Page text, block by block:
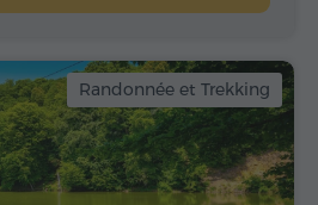
Randonnée et Trekking